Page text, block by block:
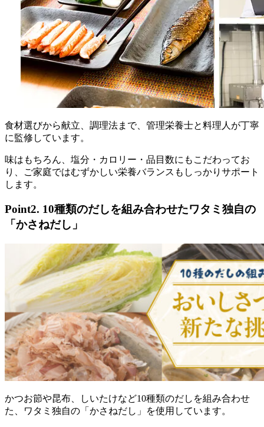
食材選びから献立、調理法まで、管理栄養士と料理人が丁寧
に監修 しています。
味はもちろん、塩分・カロリー・品目数にもこだわってお
り、ご家庭ではむずかしい栄養バランスもしっかりサポート
します。
Point2. 10種類のだしを組み合わせたワタミ独自の
「かさねだし」
かつお節や昆布、しいたけなど10種類のだしを組み合わせ
た、ワタミ独自の「かさねだし」を使用しています。